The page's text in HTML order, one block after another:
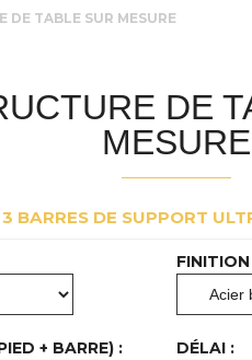
DE TABLE SUR MESURE
DE
MESURE
3 BARRES DE SUPPORT
+ BARRE) : DÉLAI :